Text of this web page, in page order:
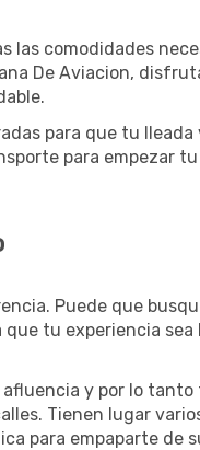
las comodidades
De Aviacion,
para que tu lleada
para empezar
Puede que
tu experiencia sea
y por lo
Tienen lugar
para empaparte de